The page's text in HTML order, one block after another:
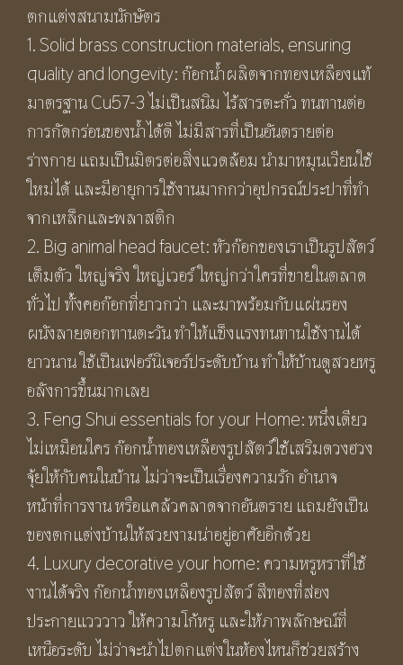
ตกแต่งสนามนักษัตร
1. Solid brass construction materials, ensuring
quality and longevity: ก๊อกน้ำผลิตจากทองเหลืองแท้
มาตรฐาน Cu57-3 ไม่เป็นสนิม ไร้สารตะกั่ว ทนทานต่อ
การกัดกร่อนของน้ำได้ดี ไม่มีสารที่เป็นอันตรายต่อ
ร่างกาย แถมเป็นมิตรต่อสิ่งแวดล้อม นำมาหมุนเวียนใช้
ใหม่ได้ และมีอายุการใช้งานมากกว่าอุปกรณ์ประปาที่ทำ
จากเหล็กและพลาสติก
2. Big animal head faucet: หัวก๊อกของเราเป็นรูปสัตว์
เต็มตัว ใหญ่จริง ใหญ่เวอร์ ใหญ่กว่าใครที่ขายในตลาด
ทั่วไป ทั้งคอก๊อกที่ยาวกว่า และมาพร้อมกับแผ่นรอง
ผนังลายดอกทานตะวัน ทำให้แข็งแรงทนทานใช้งานได้
ยาวนาน ใช้เป็นเฟอร์นิเจอร์ประดับบ้าน ทำให้บ้านดูสวยหรู
อลังการขึ้นมากเลย
3. Feng Shui essentials for your Home: หนึ่งเดียว
ไม่เหมือนใคร ก๊อกน้ำทองเหลืองรูปสัตว์ใช้เสริมดวงฮวง
จุ้ยให้กับคนในบ้าน ไม่ว่าจะเป็นเรื่องความรัก อำนาจ
หน้าที่การงาน หรือแคล้วคลาดจากอันตราย แถมยังเป็น
ของตกแต่งบ้านให้สวยงามน่าอยู่อาศัยอีกด้วย
4. Luxury decorative your home: ความหรูหราที่ใช้
งานได้จริง ก๊อกน้ำทองเหลืองรูปสัตว์ สีทองที่ส่อง
ประกายแวววาว ให้ความโก้หรู และให้ภาพลักษณ์ที่
เหนือระดับ ไม่ว่าจะนำไปตกแต่งในห้องไหนก็ช่วยสร้าง